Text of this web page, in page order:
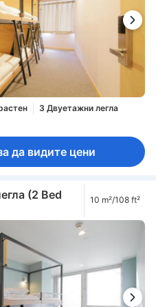
3 Двуетажни легла
да видите цени
(2 Bed
10 m²/108 ft²